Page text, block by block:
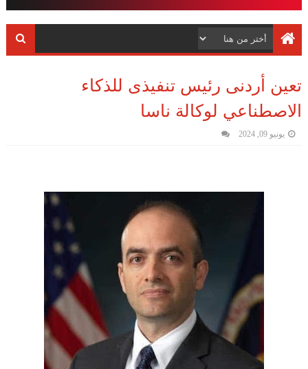
تعين أردنى رئيس تنفيذى للذكاء
الاصطناعي لوكالة ناسا
يونيو 09, 2024